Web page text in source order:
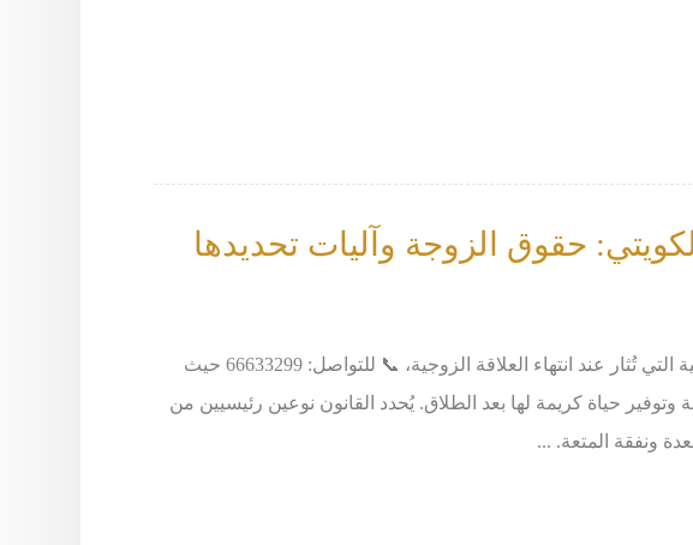
حقوق الزوجة وآليات تحديدها
يُعتبر موضوع نفقة الطلاق من القضايا الأساسية التي تُثار عند انتهاء العلاقة الزوجية، 📞 للتواصل: 66633299 حيث
حياة كريمة لها بعد الطلاق. يُحدد القانون نوعين رئيسيين من
ونفقة المتعة. ...